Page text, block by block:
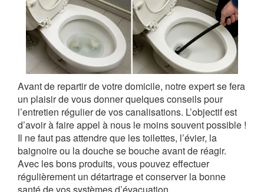
Avant de repartir de votre domicile, notre expert se fera
un plaisir de vous donner quelques conseils pour
l’entretien régulier de vos canalisations. L’objectif est
d’avoir à faire appel à nous le moins souvent possible !
Il ne faut pas attendre que les toilettes, l’évier, la
baignoire ou la douche se bouche avant de réagir.
Avec les bons produits, vous pouvez effectuer
régulièrement un détartrage et conserver la bonne
santé de vos systèmes d’évacuation.